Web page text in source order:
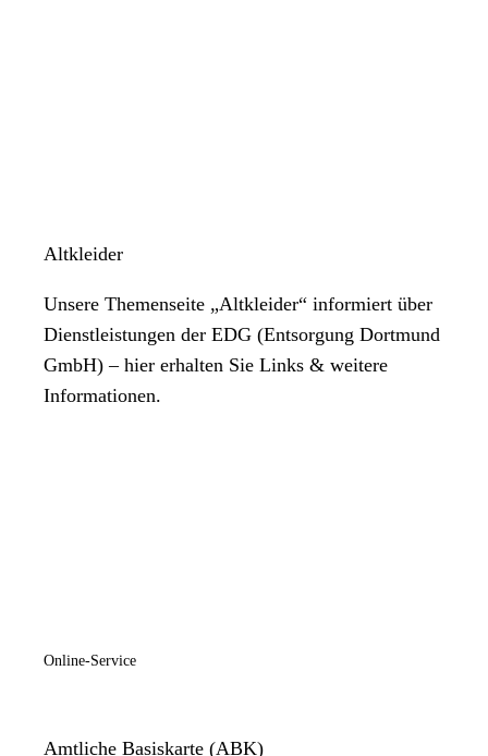
Altkleider
Unsere Themenseite „Altkleider“ informiert über
Dienstleistungen der EDG (Entsorgung Dortmund
GmbH) – hier erhalten Sie Links & weitere
Informationen.
Online-Service
Amtliche Basiskarte (ABK)